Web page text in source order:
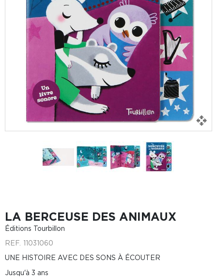
LA BERCEUSE DES ANIMAUX
Éditions Tourbillon
REF. 11031060
UNE HISTOIRE AVEC DES SONS À ÉCOUTER
Jusqu'à 3 ans